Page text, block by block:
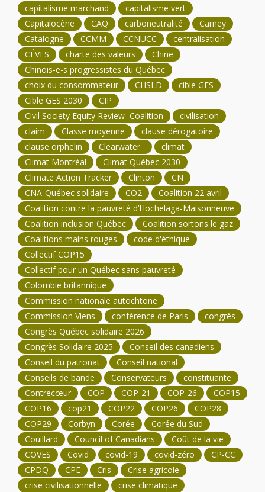
capitalisme marchand
capitalisme vert
Capitalocène
CAQ carboneutralité
Carney
Catalogne
CCMM CCNUCC
centralisation
CÉVES
charte des valeurs
Chine
Chinois-e-s progressistes du Québec
choix du consommateur
CHSLD
cible GES
Cible GES 2030
CIP
Civil Society Equity Review Coalition
civilisation
claim
Classe moyenne
clause dérogatoire
clause orphelin
Clearwater
climat
Climat Montréal
Climat Québec 2030
Climate Action Tracker
Clinton
CN
CNA-Québec solidaire
CO2
Coalition 22 avril
Coalition contre la pauvreté d’Hochelaga-Maisonneuve
Coalition inclusion Québec
Coalition sortons le gaz
Coalitions mains rouges
code d'éthique
Collectif COP15
Collectif pour un Québec sans pauvreté
Colombie britannique
Commission nationale autochtone
Commission Viens
conférence de Paris
congrès
Congrès Québec solidaire 2026
Congrès Solidaire 2025
Conseil des canadiens
Conseil du patronat
Conseil national
Conseils de bande
Conservateurs
constituante
Contrecœur
COP COP-21 COP-26
COP15
COP16
cop21 COP22 COP26
COP28
COP29
Corbyn Corée
Corée du Sud
Couillard
Council of Canadians
Coût de la vie
COVES
Covid covid-19 covid-zéro
CP-CC
CPDQ
CPE Cris
Crise agricole
crise civilisationnelle
crise climatique